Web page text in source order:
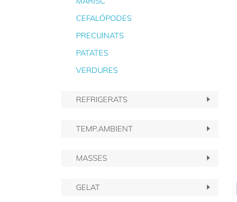
CEFALÓPODES
PRECUINATS
PATATES
VERDURES
REFRIGERATS
TEMP.AMBIENT
MASSES
GELAT